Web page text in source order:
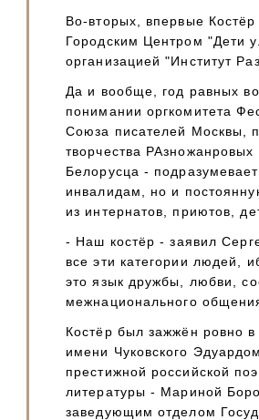
Во-вторых, впервые
Городским Центром "Дети
организацией "Институт
Да и вообще, год равных
понимании оргкомитета
Союза писателей Москвы,
творчества
Белорусца -
инвалидам, но и
из интернатов, приютов,
- Наш костёр - заявил
все эти категории людей,
это язык дружбы, любви,
межнационального
Костёр был зажжён ровно
имени Чуковского
престижной российской
литературы - Мариной
заведующим отделом